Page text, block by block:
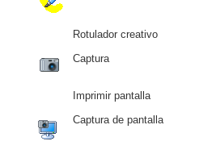
Rotulador creativo
Captura
Imprimir pantalla
Captura de pantalla